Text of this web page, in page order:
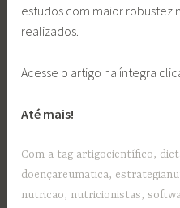
estudos com maior
realizados.
Acesse o artigo na íntegra
Até mais!
Com a tag artigocientífico,
doençareumatica,
nutricao, nutricionistas,